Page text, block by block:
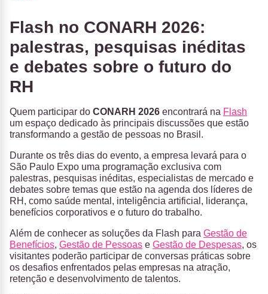
Flash no CONARH 2026:
palestras, pesquisas inéditas
e debates sobre o futuro do
RH
Quem participar do CONARH 2026 encontrará na Flash
um espaço dedicado às principais discussões que estão
transformando a gestão de pessoas no Brasil.
Durante os três dias do evento, a empresa levará para o
São Paulo Expo uma programação exclusiva com
palestras, pesquisas inéditas, especialistas de mercado e
debates sobre temas que estão na agenda dos líderes de
RH, como saúde mental, inteligência artificial, liderança,
benefícios corporativos e o futuro do trabalho.
Além de conhecer as soluções da Flash para Gestão de
Benefícios, Gestão de Pessoas e Gestão de Despesas, os
visitantes poderão participar de conversas práticas sobre
os desafios enfrentados pelas empresas na atração,
retenção e desenvolvimento de talentos.